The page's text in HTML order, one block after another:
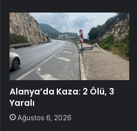
Alanya’da Kaza: 2 Ölü, 3
Yaralı
Ağustos 6, 2026